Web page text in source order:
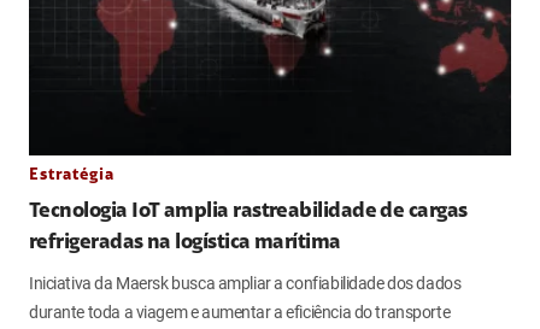
Estratégia
Tecnologia IoT amplia rastreabilidade de cargas
refrigeradas na logística marítima
Iniciativa da Maersk busca ampliar a confiabilidade dos dados
durante toda a viagem e aumentar a eficiência do transporte